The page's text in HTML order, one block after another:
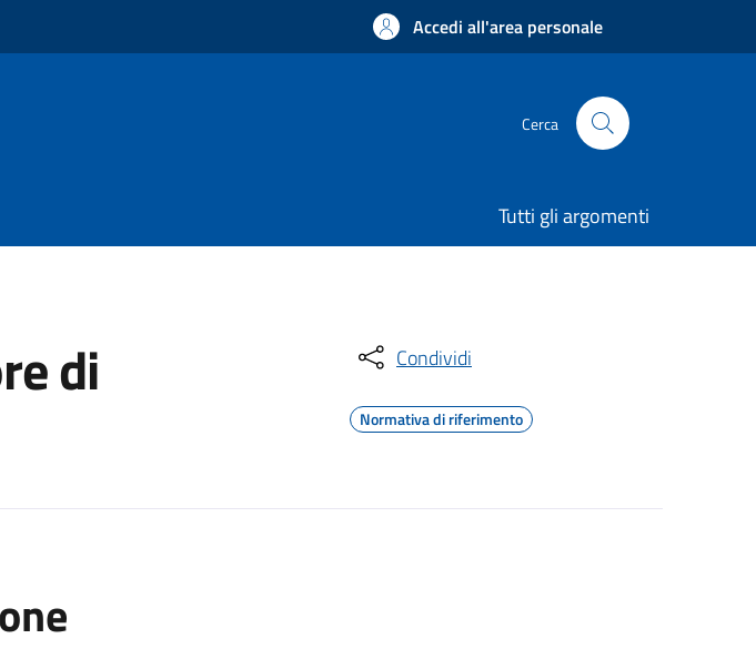
Accedi all'area personale
Cerca
Tutti gli argomenti
di Condividi
Normativa di riferimento